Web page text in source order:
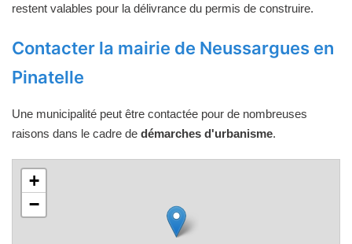
restent valables pour la délivrance du permis de construire.
Contacter la mairie de Neussargues en
Pinatelle
Une municipalité peut être contactée pour de nombreuses
raisons dans le cadre de démarches d'urbanisme.
+
−